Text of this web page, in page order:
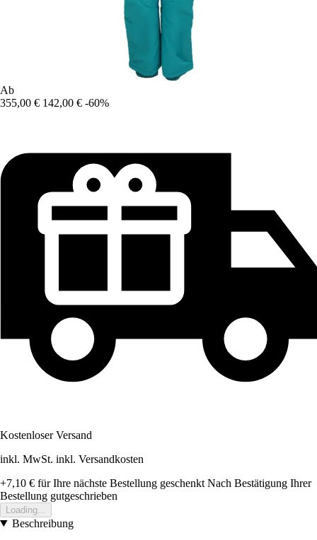
Ab
355,00 € 142,00 € -60%
Kostenloser Versand
inkl. MwSt. inkl. Versandkosten
+7,10 € für Ihre nächste Bestellung geschenkt Nach Bestätigung Ihrer
Bestellung gutgeschrieben
Loading...
Beschreibung